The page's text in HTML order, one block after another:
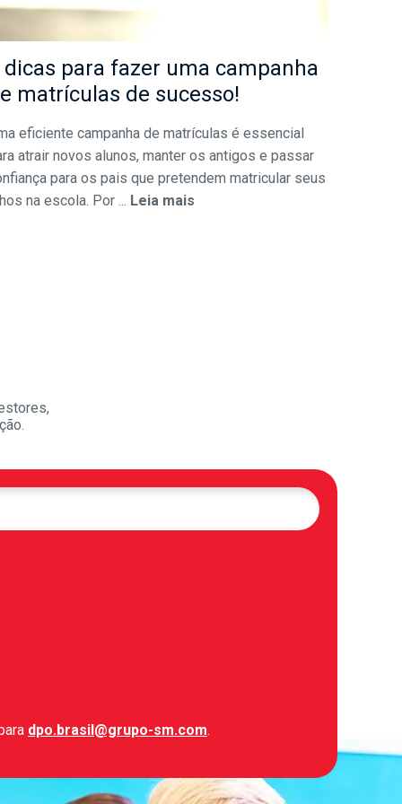
dicas para fazer uma campanha
matrículas de sucesso!
eficiente campanha de matrículas é essencial
atrair novos alunos, manter os antigos e passar
para os pais que pretendem matricular seus
na escola. Por ... Leia mais
dpo.brasil@grupo-sm.com.